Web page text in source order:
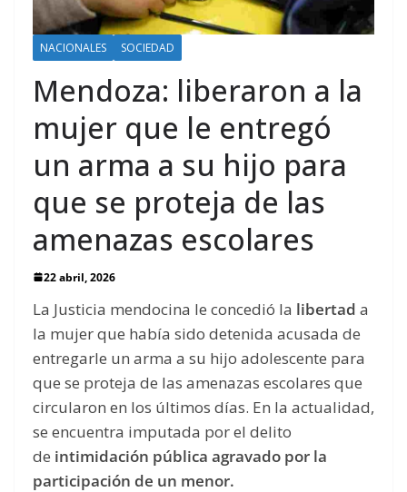
NACIONALES SOCIEDAD
Mendoza: liberaron a la
mujer que le entregó
un arma a su hijo para
que se proteja de las
amenazas escolares
22 abril, 2026
La Justicia mendocina le concedió la libertad a
la mujer que había sido detenida acusada de
entregarle un arma a su hijo adolescente para
que se proteja de las amenazas escolares que
circularon en los últimos días. En la actualidad,
se encuentra imputada por el delito
de intimidación pública agravado por la
participación de un menor.